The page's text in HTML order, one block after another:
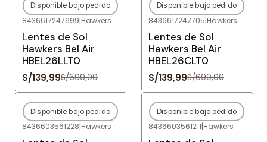
-80%OFF
Agotado
Disponible bajo pedido
8436617247699|Hawkers
Lentes de Sol
Hawkers Bel Air
HBEL26LLT0
S/139,99S/699,00
-80%OFF
Agotado
Disponible bajo pedido
8436617247705|Hawkers
Lentes de Sol
Hawkers Bel Air
HBEL26CLT0
S/139,99S/699,00
-80%OFF
Agotado
Disponible bajo pedido
8436603561228|Hawkers
-80%OFF
Agotado
Disponible bajo pedido
8436603561211|Hawkers